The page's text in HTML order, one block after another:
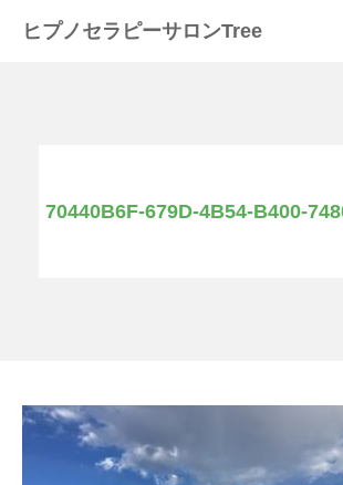
ヒプノセラピーサロンTree
70440B6F-679D-4B54-B400-
セラピスト紹介
料金
スクール